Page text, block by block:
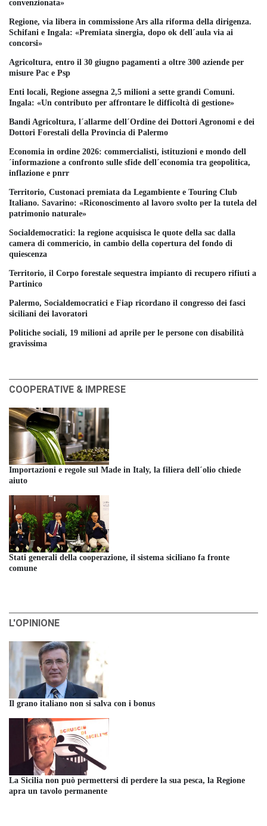
convenzionata»
Regione, via libera in commissione Ars alla riforma della dirigenza.
Schifani e Ingala: «Premiata sinergia, dopo ok dell´aula via ai
concorsi»
Agricoltura, entro il 30 giugno pagamenti a oltre 300 aziende per
misure Pac e Psp
Enti locali, Regione assegna 2,5 milioni a sette grandi Comuni.
Ingala: «Un contributo per affrontare le difficoltà di gestione»
Bandi Agricoltura, l´allarme dell´Ordine dei Dottori Agronomi e dei
Dottori Forestali della Provincia di Palermo
Economia in ordine 2026: commercialisti, istituzioni e mondo dell
´informazione a confronto sulle sfide dell´economia tra geopolitica,
inflazione e pnrr
Territorio, Custonaci premiata da Legambiente e Touring Club
Italiano. Savarino: «Riconoscimento al lavoro svolto per la tutela del
patrimonio naturale»
Socialdemocratici: la regione acquisisca le quote della sac dalla
camera di commericio, in cambio della copertura del fondo di
quiescenza
Territorio, il Corpo forestale sequestra impianto di recupero rifiuti a
Partinico
Palermo, Socialdemocratici e Fiap ricordano il congresso dei fasci
siciliani dei lavoratori
Politiche sociali, 19 milioni ad aprile per le persone con disabilità
gravissima
COOPERATIVE & IMPRESE
Importazioni e regole sul Made in Italy, la filiera dell´olio chiede
aiuto
Stati generali della cooperazione, il sistema siciliano fa fronte
comune
L'OPINIONE
Il grano italiano non si salva con i bonus
La Sicilia non può permettersi di perdere la sua pesca, la Regione
apra un tavolo permanente